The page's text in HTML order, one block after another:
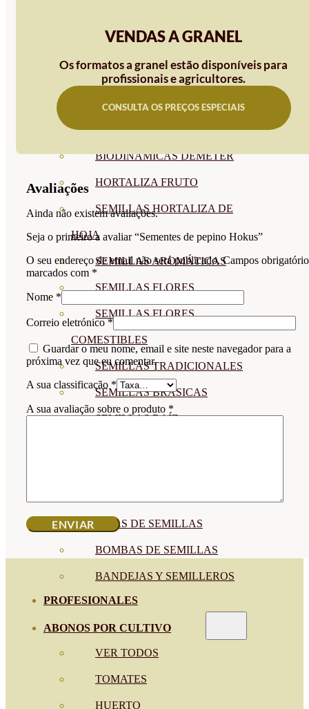
GROWPUNCH
SEMILLAS
VER TODAS
BIODINÁMICAS DEMETER
HORTALIZA FRUTO
SEMILLAS HORTALIZA DE
HOJA
SEMILLAS AROMÁTICAS
SEMILLAS FLORES
SEMILLAS FLORES
COMESTIBLES
SEMILLAS TRADICIONALES
SEMILLAS BRASICAS
SEMILLAS RAÍZ
TIRAS DE SEMILLAS
BOMBAS DE SEMILLAS
BANDEJAS Y SEMILLEROS
PROFESIONALES
ABONOS POR CULTIVO
VER TODOS
TOMATES
HUERTO
VENDAS A GRANEL
Os formatos a granel estão disponíveis para
profissionais e agricultores.
CONSULTA OS PREÇOS ESPECIAIS
Avaliações
Ainda não existem avaliações.
Seja o primeiro a avaliar “Sementes de pepino Hokus”
O seu endereço de email não será publicado. Campos
marcados com *
Nome *
Correio eletrónico*
Guardar o meu nome, email e site neste navegador para a
próxima vez que eu comentar.
A sua classificação *
A sua avaliação sobre o produto *